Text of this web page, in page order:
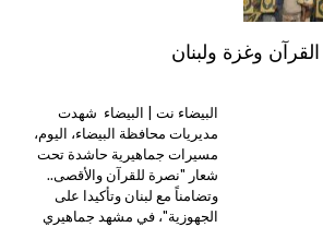
وغزة ولبنان
البيضاء نت | البيضاء شهدت
مديريات محافظة البيضاء، اليوم،
مسيرات جماهيرية حاشدة تحت
شعار "نصرة للقرآن والأقصى..
وتضامناً مع لبنان وتأكيدا على
الجهوزية"، في مشهد جماهيري